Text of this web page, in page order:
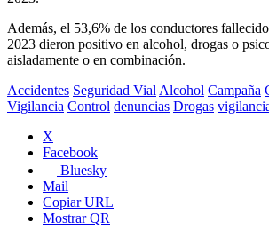
Además, el 53,6% de los conductores
2023 dieron positivo en alcohol, drogas o
aisladamente o en combinación.
Accidentes Seguridad Vial Alcohol Campaña
Vigilancia Control denuncias Drogas
X
Facebook
Bluesky
Mail
Copiar URL
Mostrar QR